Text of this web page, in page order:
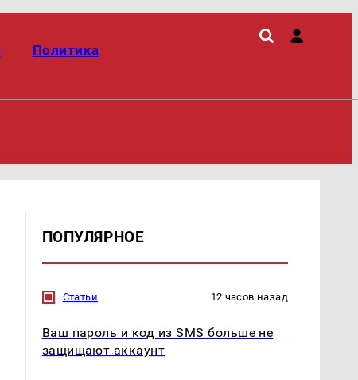
Политика
ПОПУЛЯРНОЕ
Статьи 12 часов назад
Ваш пароль и код из SMS больше не
защищают аккаунт